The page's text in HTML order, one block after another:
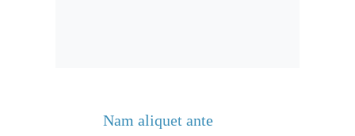
Nam aliquet ante